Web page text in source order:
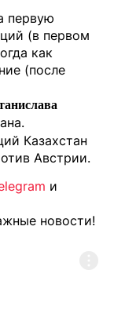
первую
(в первом
как
(после
Казахстан
Австрии.
и
новости!